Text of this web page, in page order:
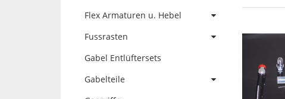
Flex Armaturen u. Hebel
Fussrasten
Gabel Entlüftersets
Gabelteile